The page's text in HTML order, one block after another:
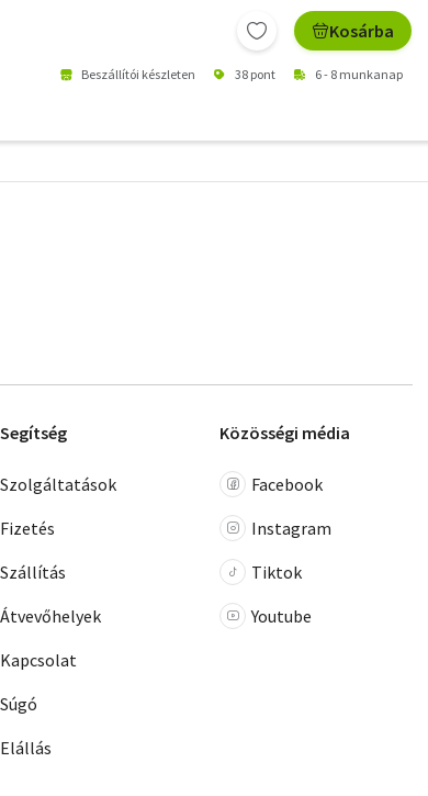
Kosárba
Beszállítói készleten 38 pont 6 - 8 munkanap
Segítség
Szolgáltatások
Fizetés
Szállítás
Átvevőhelyek
Kapcsolat
Súgó
Elállás
Közösségi média
Facebook
Instagram
Tiktok
Youtube